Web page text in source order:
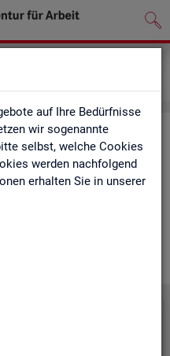
auf Ihre Bedürfnisse
wir sogenannte
selbst, welche Cookies
werden nachfolgend
erhalten Sie in unserer
ver­ständ­li­che Kurz­vi­de­os
der BA. Wir er­gän­zen unser
Sie sich ein Video
kon­tak­tie­ren Sie